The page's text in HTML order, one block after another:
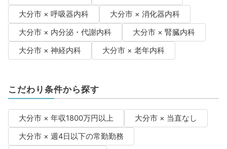
大分市 × 呼吸器内科
大分市 × 消化器内科
大分市 × 内分泌・代謝内科
大分市 × 腎臓内科
大分市 × 神経内科
大分市 × 老年内科
こだわり条件から探す
大分市 × 年収1800万円以上
大分市 × 当直なし
大分市 × 週4日以下の常勤勤務